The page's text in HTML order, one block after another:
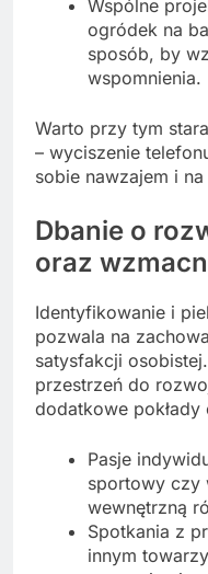
Wspólne
ogródek na
sposób, by
wspomnienia.
Warto przy tym
– wyciszenie
sobie nawzajem i
Dbanie o
oraz
Identyfikowanie i
pozwala na
satysfakcji
przestrzeń do
dodatkowe pokłady
Pasje
sportowy czy
wewnętrzną
Spotkania z
innym